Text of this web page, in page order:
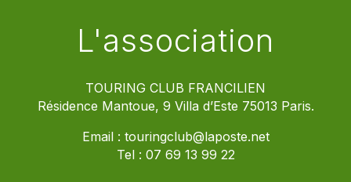
L'association
TOURING CLUB FRANCILIEN
Résidence Mantoue, 9 Villa d’Este 75013 Paris.
Email : touringclub@laposte.net
Tel : 07 69 13 99 22